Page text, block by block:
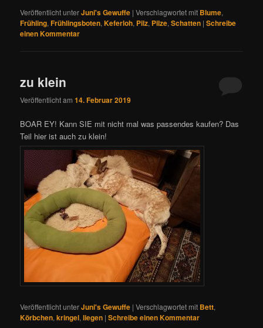
Veröffentlicht unterJuni's Gewuffe |Verschlagwortet mit Blume,
Frühling,Frühlingsboten,Keferloh, Pilz, Pilze,Schatten |Schreibe
einen Kommentar
zu klein
Veröffentlicht am14. Februar 2019
BOAR EY! Kann SIE mit nicht mal was passendes kaufen? Das
Teil hier ist auch zu klein!
Veröffentlicht unterJuni's Gewuffe |Verschlagwortet mit Bett,
Körbchen,kringel,liegen |Schreibe einen Kommentar